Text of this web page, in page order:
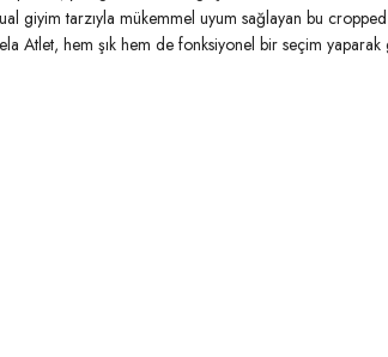
giyim tarzıyla mükemmel uyum sağlayan bu
Atlet, hem şık hem de fonksiyonel bir seçim